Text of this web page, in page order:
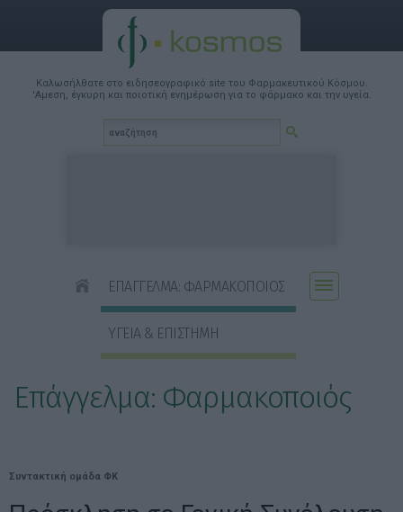
Καλωσήλθατε στο ειδησεογραφικό site του Φαρμακευτικού Κόσμου.
'Αμεση, έγκυρη και ποιοτική ενημέρωση για το φάρμακο και την υγεία.
ΕΠΑΓΓΕΛΜΑ: ΦΑΡΜΑΚΟΠΟΙΟΣ
ΥΓΕΙΑ & ΕΠΙΣΤΗΜΗ
Επάγγελμα: Φαρμακοποιός
Συντακτική ομάδα ΦΚ